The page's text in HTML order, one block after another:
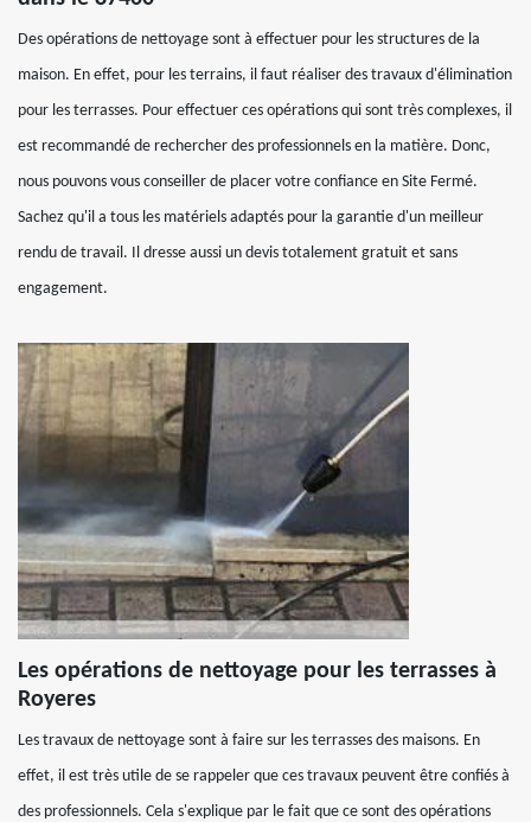
Des opérations de nettoyage sont à effectuer pour les structures de la
maison. En effet, pour les terrains, il faut réaliser des travaux d'élimination
pour les terrasses. Pour effectuer ces opérations qui sont très complexes, il
est recommandé de rechercher des professionnels en la matière. Donc,
nous pouvons vous conseiller de placer votre confiance en Site Fermé.
Sachez qu'il a tous les matériels adaptés pour la garantie d'un meilleur
rendu de travail. Il dresse aussi un devis totalement gratuit et sans
engagement.
Les opérations de nettoyage pour les terrasses à
Royeres
Les travaux de nettoyage sont à faire sur les terrasses des maisons. En
effet, il est très utile de se rappeler que ces travaux peuvent être confiés à
des professionnels. Cela s'explique par le fait que ce sont des opérations